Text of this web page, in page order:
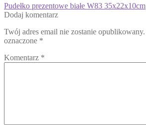
Nawigacja
wpisu
Poprzedni
wpis:
Pudełko prezentowe białe W83 35x22x10cm
Dodaj komentarz
Twój adres email nie zostanie opublikowany.
oznaczone *
Komentarz *